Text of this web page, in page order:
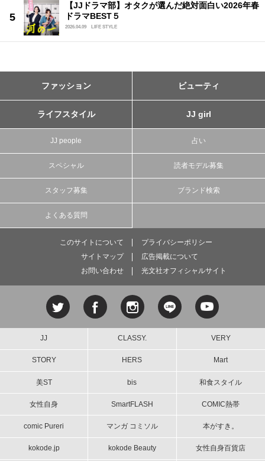
【JJドラマ部】オタクが選んだ絶対面白い2026年春
ドラマBEST５
2026.04.09 LIFE STYLE
ファッション ビューティ
ライフスタイル JJ girl
JJ people 占い
スペシャル 読者モデル募集
スタッフ募集 ブランド検索
よくある質問
このサイトについて
プライバシーポリシー
サイトマップ
広告掲載について
お問い合わせ
光文社オフィシャルサイト
JJ CLASSY. VERY
STORY HERS Mart
美ST bis 和食スタイル
女性自身 SmartFLASH COMIC熱帯
comic Pureri マンガ コミソル 本がすき。
kokode.jp kokode Beauty 女性自身百貨店